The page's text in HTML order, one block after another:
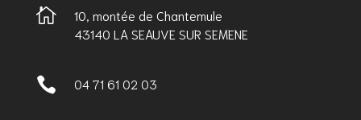

10, montée de Chantemule
43140 LA SEAUVE SUR SEMENE
 04 71 61 02 03